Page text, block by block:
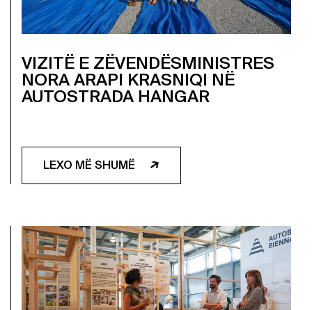
VIZITË E ZËVENDËSMINISTRES
NORA ARAPI KRASNIQI NË
AUTOSTRADA HANGAR
LEXO MË SHUMË